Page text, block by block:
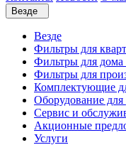
Везде
Везде
Фильтры для
Фильтры для дома
Фильтры для
Комплектующие
Оборудование
Сервис и
Акционные
Услуги